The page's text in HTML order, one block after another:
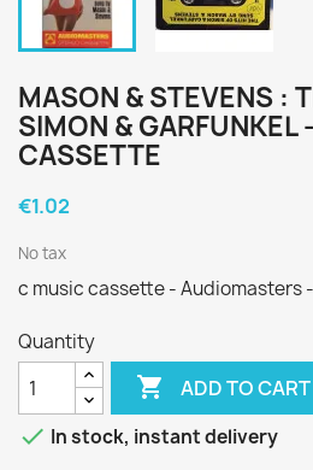
MASON & STEVENS :
SIMON & GARFUNKEL
CASSETTE
€1.02
No tax
c music cassette - Audiomasters -
Quantity
 ADD TO CART
 In stock, instant delivery